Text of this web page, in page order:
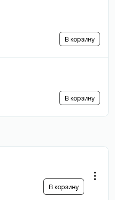
В корзину
В корзину
В корзину